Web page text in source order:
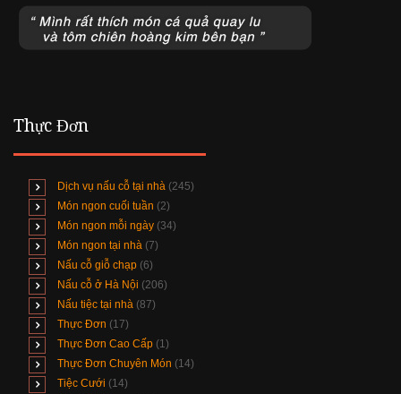
Thực Đơn
Dịch vụ nấu cỗ tại nhà (245)
Món ngon cuối tuần (2)
Món ngon mỗi ngày (34)
Món ngon tại nhà (7)
Nấu cỗ giỗ chạp (6)
Nấu cỗ ở Hà Nội (206)
Nấu tiệc tại nhà (87)
Thực Đơn (17)
Thực Đơn Cao Cấp (1)
Thực Đơn Chuyên Món (14)
Tiệc Cưới (14)